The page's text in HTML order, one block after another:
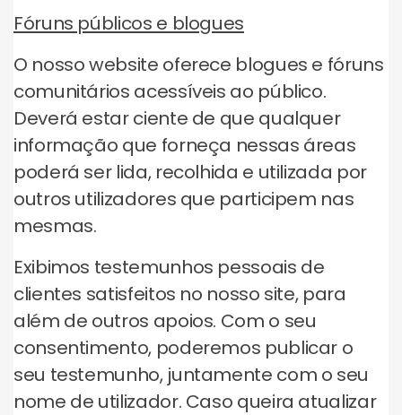
Fóruns públicos e blogues
O nosso website oferece blogues e fóruns
comunitários acessíveis ao público.
Deverá estar ciente de que qualquer
informação que forneça nessas áreas
poderá ser lida, recolhida e utilizada por
outros utilizadores que participem nas
mesmas.
Exibimos testemunhos pessoais de
clientes satisfeitos no nosso site, para
além de outros apoios. Com o seu
consentimento, poderemos publicar o
seu testemunho, juntamente com o seu
nome de utilizador. Caso queira atualizar